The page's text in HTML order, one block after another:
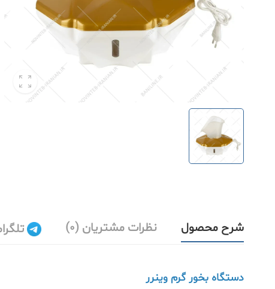
شرح محصول نظرات مشتریان (0)
دستگاه بخور گرم وینرر